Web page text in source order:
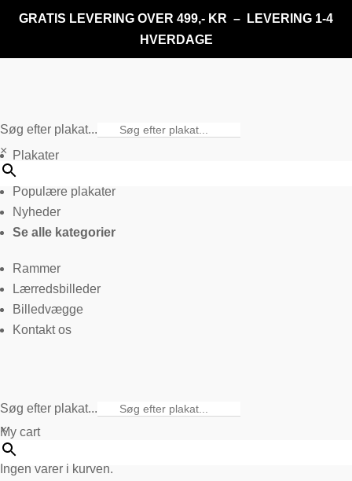
GRATIS LEVERING OVER 499,- KR – LEVERING 1-4
HVERDAGE
Søg efter plakat...
× Plakater
Populære plakater
Nyheder
Se alle kategorier
Rammer
Lærredsbilleder
Billedvægge
Kontakt os
Søg efter plakat...
×
My cart
Ingen varer i kurven.